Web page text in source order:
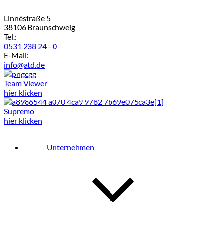
Linnéstraße 5
38106 Braunschweig
Tel.:
0531 238 24 - 0
E-Mail:
info@atd.de
Team Viewer
hier klicken
Supremo
hier klicken
Unternehmen